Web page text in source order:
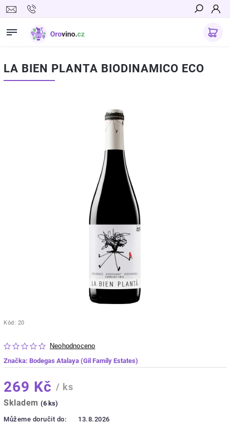
Hledat
LA BIEN PLANTA BIODINAMICO ECO
Kód: 20
Neohodnoceno
Značka: Bodegas Atalaya (Gil Family Estates)
269 Kč / ks
Skladem (6 ks)
Můžeme doručit do: 13.8.2026